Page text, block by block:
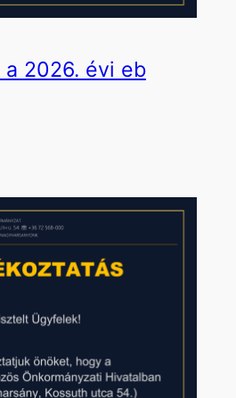
a 2026. évi eb